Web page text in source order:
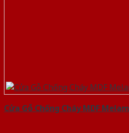
Cửa Gỗ Chống Cháy MDF